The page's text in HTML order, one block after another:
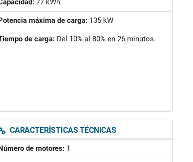
77 kWh
máxima de carga: 135 kW
de carga: Del 10% al 80% en 26 minutos.
CARACTERÍSTICAS TÉCNICAS
de motores: 1